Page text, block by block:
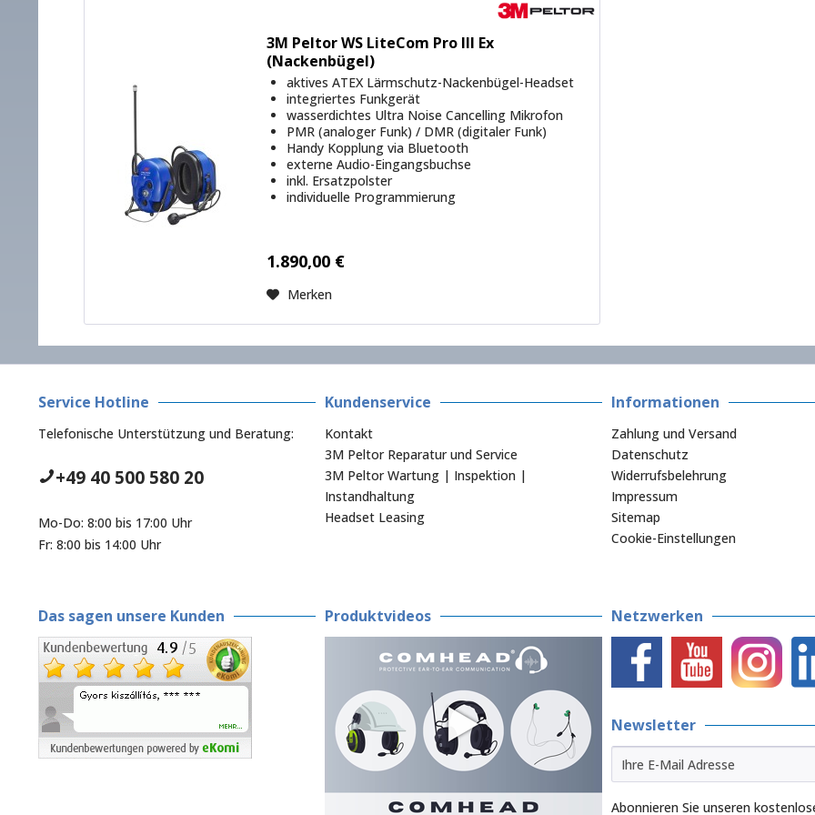
3M Peltor WS LiteCom Pro III Ex
(Nackenbügel)
aktives ATEX Lärmschutz-Nackenbügel-Headset
integriertes Funkgerät
wasserdichtes Ultra Noise Cancelling Mikrofon
PMR (analoger Funk) / DMR (digitaler Funk)
Handy Kopplung via Bluetooth
externe Audio-Eingangsbuchse
inkl. Ersatzpolster
individuelle Programmierung
1.890,00 €
Merken
Service Hotline
Telefonische Unterstützung und Beratung:
+49 40 500 580 20
Mo-Do: 8:00 bis 17:00 Uhr
Fr: 8:00 bis 14:00 Uhr
Kundenservice
Kontakt
3M Peltor Reparatur und Service
3M Peltor Wartung | Inspektion |
Instandhaltung
Headset Leasing
Informationen
Zahlung und Versand
Datenschutz
Widerrufsbelehrung
Impressum
Sitemap
Cookie-Einstellungen
Das sagen unsere Kunden Produktvideos Netzwerken
Newsletter
Abonnieren Sie unseren